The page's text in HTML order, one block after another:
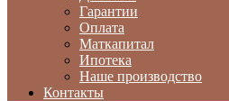
Гарантии
Оплата
Маткапитал
Ипотека
Наше производство
Контакты